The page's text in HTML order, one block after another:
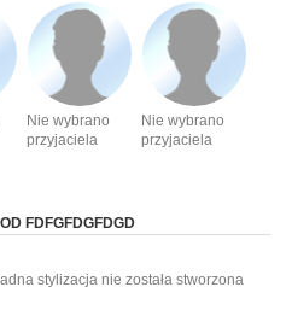
Nie wybrano
przyjaciela
Nie wybrano
przyjaciela
FDFGFDGFDGD
stylizacja nie została stworzona